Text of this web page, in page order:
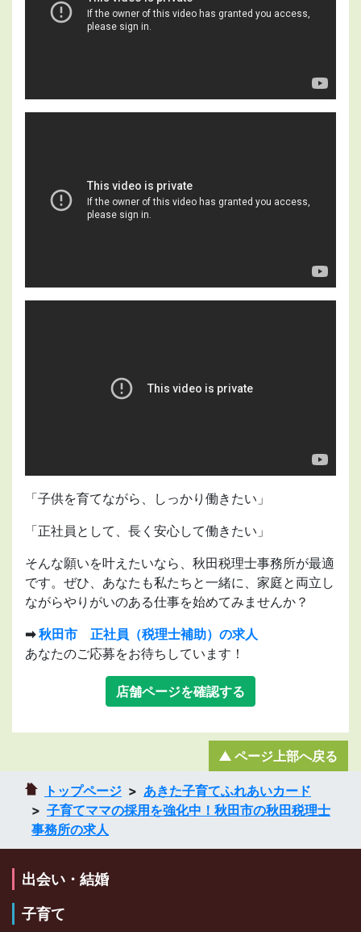
「子供を育てながら、しっかり働きたい」
「正社員として、長く安心して働きたい」
そんな願いを叶えたいなら、秋田税理士事務所が最適
です。ぜひ、あなたも私たちと一緒に、家庭と両立し
ながらやりがいのある仕事を始めてみませんか？
➡秋田市 正社員（税理士補助）の求人
あなたのご応募をお待ちしています！
店舗ページを確認する
トップページ
あきた子育てふれあいカード
子育てママの採用を強化中！秋田市の秋田税理士
事務所の求人
ページ上部へ戻る
出会い・結婚
子育て